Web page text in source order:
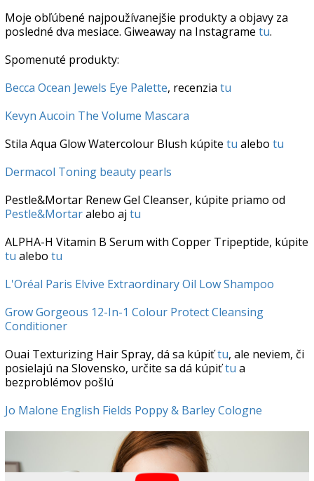
Moje obľúbené najpoužívanejšie produkty a objavy za
posledné dva mesiace. Giweaway na Instagrame tu.
Spomenuté produkty:
Becca Ocean Jewels Eye Palette, recenzia tu
Kevyn Aucoin The Volume Mascara
Stila Aqua Glow Watercolour Blush kúpite tu alebo tu
Dermacol Toning beauty pearls
Pestle&Mortar Renew Gel Cleanser, kúpite priamo od
Pestle&Mortaralebo aj tu
ALPHA-H Vitamin B Serum with Copper Tripeptide, kúpite
tu alebo tu
L'Oréal Paris Elvive Extraordinary Oil Low Shampoo
Grow Gorgeous 12-In-1 Colour Protect Cleansing
Conditioner
Ouai Texturizing Hair Spray, dá sa kúpiťtu, ale neviem, či
posielajú na Slovensko, určite sa dá kúpiťtu a
bezproblémov pošlú
Jo Malone English Fields Poppy & Barley Cologne